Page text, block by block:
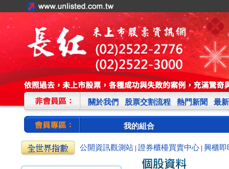
關於我們 股票交割流程 熱門新聞 最
我的組合
公開資訊觀測站 證券櫃檯買賣中心 興櫃即